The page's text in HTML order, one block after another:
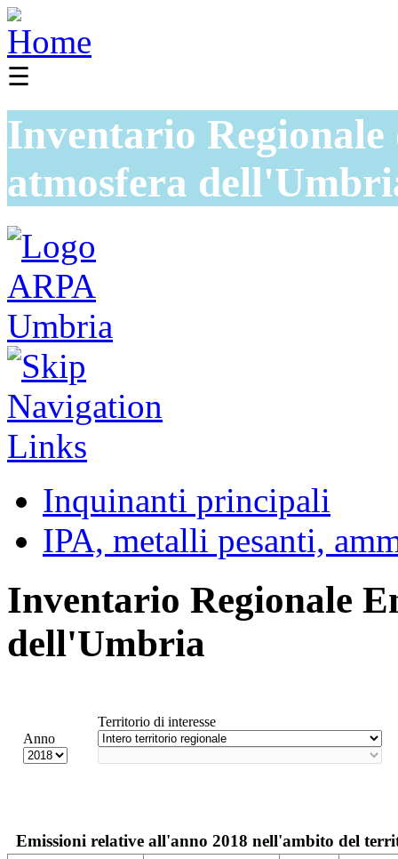
☰
Inventario
atmosfera
Inquinanti principali
IPA, metalli pesanti,
Inventario Regionale
dell'Umbria
Anno
Territorio di interesse
Emissioni relative all'anno 2018 nell'ambito del